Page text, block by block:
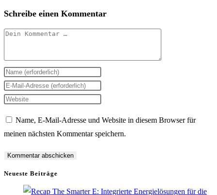
Schreibe einen Kommentar
Kommentar
Gib
deinen
Namen
Benutzernamen
zum
Kommentieren
Gib
deine
Mail-
Adresse
zum
Gib
Website-
URL
ein
Name, E-Mail-Adresse und Website in diesem Browser für
meinen nächsten Kommentar speichern.
Neueste Beiträge